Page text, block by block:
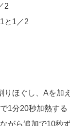
2
と1／2
りほぐし、Aを加
1分20秒加熱す
がら追加で10秒